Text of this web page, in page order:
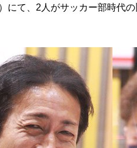
にて、2人がサッカー部時代